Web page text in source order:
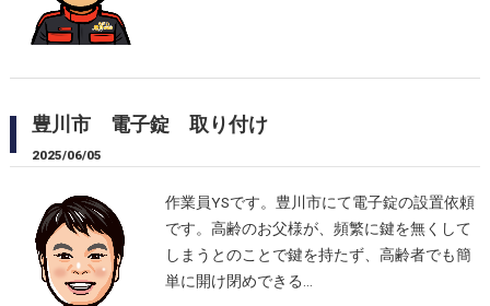
豊川市 電子錠 取り付け
2025/06/05
作業員YSです。豊川市にて電子錠の設置依頼
です。高齢のお父様が、頻繁に鍵を無くして
しまうとのことで鍵を持たず、高齢者でも簡
単に開け閉めできる…